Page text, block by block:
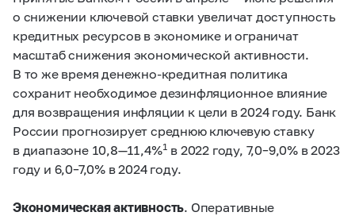
о снижении ключевой ставки увеличат доступность
кредитных ресурсов в экономике и ограничат
масштаб снижения экономической активности.
В то же время денежно-кредитная политика
сохранит необходимое дезинфляционное влияние
для возвращения инфляции к цели в 2024 году. Банк
России прогнозирует среднюю ключевую ставку
в диапазоне 10,8—11,4%1 в 2022 году, 7,0–9,0% в 2023
году и 6,0–7,0% в 2024 году.
Экономическая активность. Оперативные